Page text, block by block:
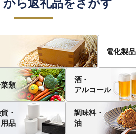
ら返礼品をさがす
電化製品
類
酒・
アルコール
・
用品
調味料・
油